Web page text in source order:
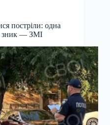
постріли: одна
зник — ЗМІ